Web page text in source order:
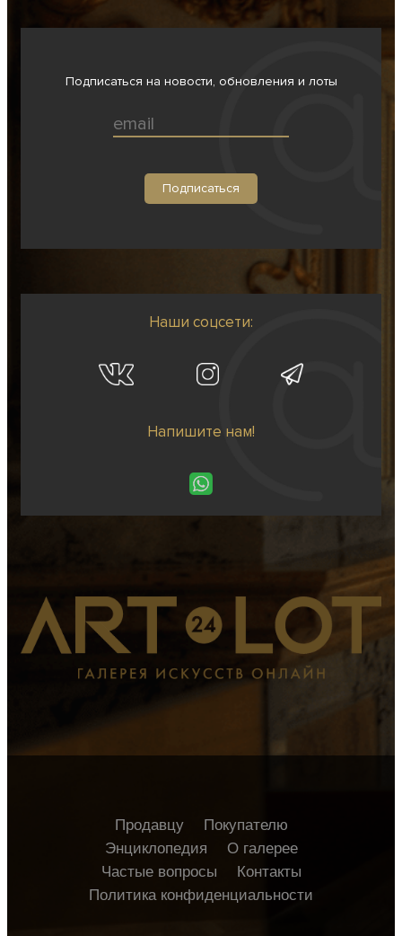
Подписаться на новости, обновления и лоты
Наши соцсети:
Напишите нам!
Продавцу
Покупателю
Энциклопедия
О галерее
Частые вопросы
Контакты
Политика конфиденциальности